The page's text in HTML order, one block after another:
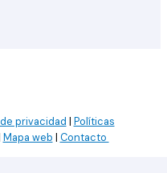
privacidad | Políticas
Mapa web | Contacto